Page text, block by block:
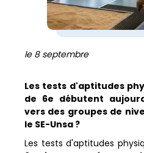
le 8 septembre
Les tests d'aptitudes
de 6e débutent
vers des groupes de
le SE-Unsa ?
Les tests d'aptitudes